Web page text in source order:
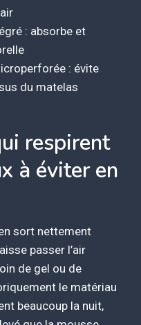
: absorbe et
: évite
du matelas
respirent
à éviter en
sort nettement
passer l’air
de gel ou de
le matériau
beaucoup la nuit,